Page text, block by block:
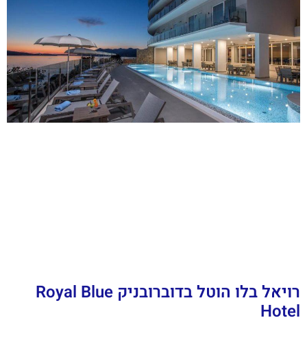
רויאל בלו הוטל בדוברובניק Royal Blue
Hotel